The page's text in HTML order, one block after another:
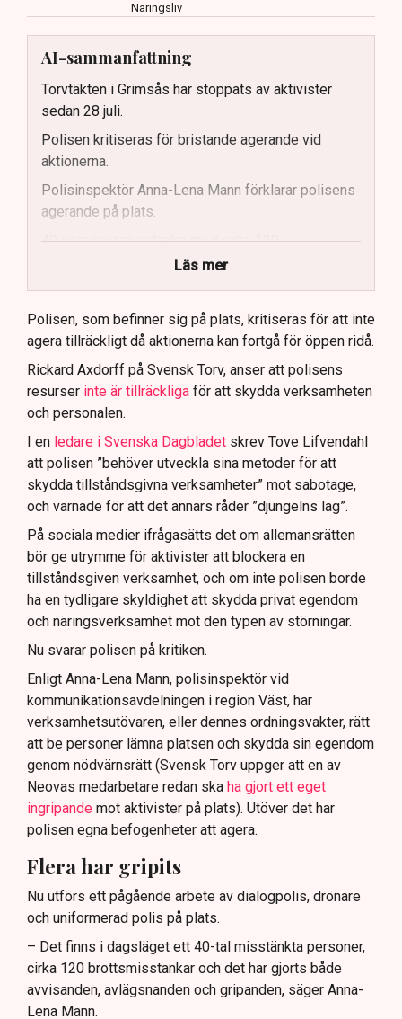
Näringsliv
AI-sammanfattning
Torvtäkten i Grimsås har stoppats av aktivister
sedan 28 juli.
Polisen kritiseras för bristande agerande vid
aktionerna.
Polisinspektör Anna-Lena Mann förklarar polisens
agerande på plats.
40 personer misstänks med cirka 120
brottsmisstankar kopplade.
Polisen använder drönare och uniformerad polis
för att dokumentera bevis.
Samtidigt är polisarbetet komplext när det gäller
att navigera juridiska rättigheter och gränser.
Läs mer
Polisen, som befinner sig på plats, kritiseras för att inte
agera tillräckligt då aktionerna kan fortgå för öppen ridå.
Rickard Axdorff på Svensk Torv, anser att polisens
resurser inte är tillräckliga för att skydda verksamheten
och personalen.
I en ledare i Svenska Dagbladet skrev Tove Lifvendahl
att polisen ”behöver utveckla sina metoder för att
skydda tillståndsgivna verksamheter” mot sabotage,
och varnade för att det annars råder ”djungelns lag”.
På sociala medier ifrågasätts det om allemansrätten
bör ge utrymme för aktivister att blockera en
tillståndsgiven verksamhet, och om inte polisen borde
ha en tydligare skyldighet att skydda privat egendom
och näringsverksamhet mot den typen av störningar.
Nu svarar polisen på kritiken.
Enligt Anna-Lena Mann, polisinspektör vid
kommunikationsavdelningen i region Väst, har
verksamhetsutövaren, eller dennes ordningsvakter, rätt
att be personer lämna platsen och skydda sin egendom
genom nödvärnsrätt (Svensk Torv uppger att en av
Neovas medarbetare redan ska ha gjort ett eget
ingripande mot aktivister på plats). Utöver det har
polisen egna befogenheter att agera.
Flera har gripits
Nu utförs ett pågående arbete av dialogpolis, drönare
och uniformerad polis på plats.
– Det finns i dagsläget ett 40-tal misstänkta personer,
cirka 120 brottsmisstankar och det har gjorts både
avvisanden, avlägsnanden och gripanden, säger Anna-
Lena Mann.